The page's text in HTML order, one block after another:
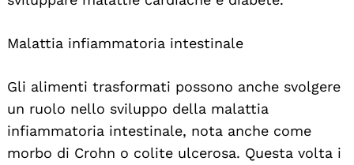
Malattia infiammatoria intestinale
Gli alimenti trasformati possono anche svolgere
un ruolo nello sviluppo della malattia
infiammatoria intestinale, nota anche come
morbo di Crohn o colite ulcerosa. Questa volta i